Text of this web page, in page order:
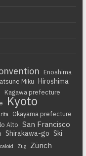
Enoshima
Miku Hiroshima
Kagawa prefecture
Kyoto
Okayama prefecture
Alto San Francisco
Shirakawa-go Ski
Zug Zürich